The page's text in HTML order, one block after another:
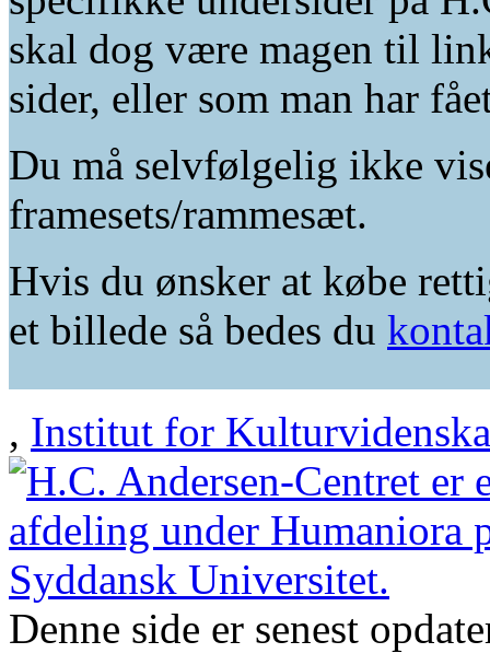
skal dog være magen til
sider, eller som man har
Du må selvfølgelig ikke
framesets/rammesæt.
Hvis du ønsker at købe
et billede så bedes du
, Institut for
Denne side er senest